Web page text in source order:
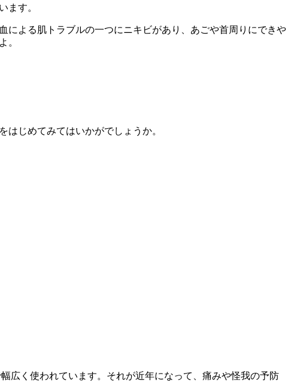
ます。
による肌トラブルの一つにニキビがあり、あごや首周りにできや
。
じめてみてはいかがでしょうか。
広く使われています。それが近年になって、痛みや怪我の予防